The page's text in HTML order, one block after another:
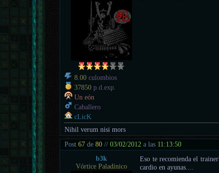
8.00 culombios
37850 p.d.exp.
Un eón
Caballero
cLicK
Nihil verum nisi mors
Post67 de80 //03/02/2012 a las 11:13:50
b3k
Vórtice Paladínico
Eso te recomienda el
cardio en ayunas....